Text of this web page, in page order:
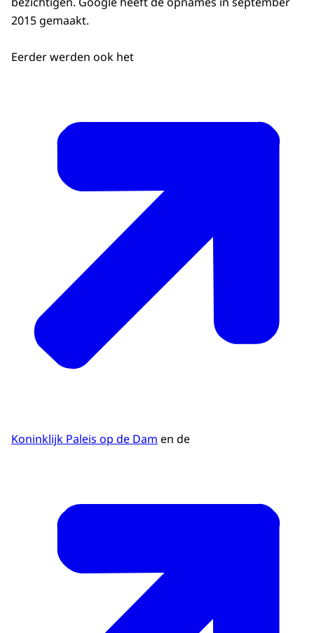
2015 gemaakt.
Eerder werden ook het
Koninklijk Paleis op de Dam en de